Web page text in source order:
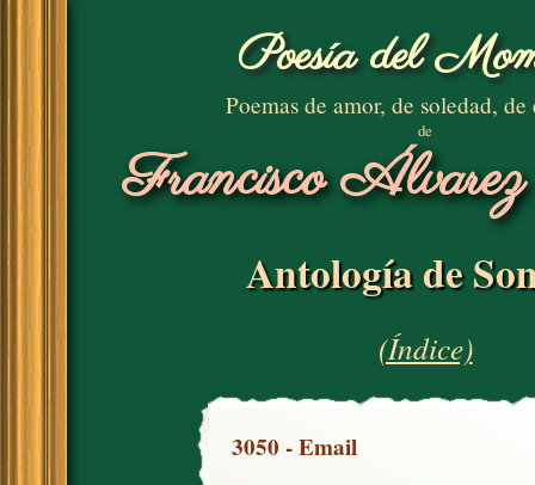
Poesía del
Poemas de amor, de soledad, de
de
Francisco
Antología de
(Índice)
3050 - Email